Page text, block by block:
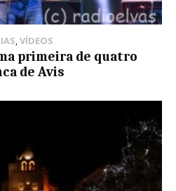
,VÍDEOS
primeira de quatro
de Avis